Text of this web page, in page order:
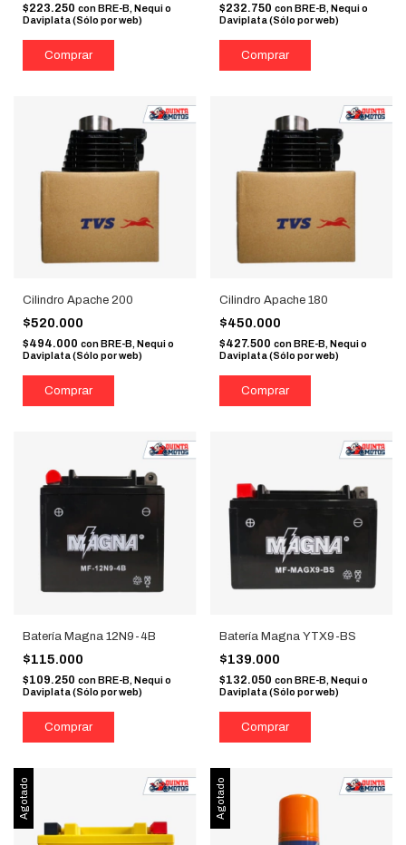
$223.250 conBRE-B, Nequi o
Daviplata (Sólo por web)
$232.750 con BRE-B, Nequi o
Daviplata (Sólo por web)
Cilindro Apache 200
$520.000
$494.000 con BRE-B, Nequi o
Daviplata (Sólo por web)
Cilindro Apache 180
$450.000
$427.500 con BRE-B, Nequi o
Daviplata (Sólo por web)
Batería Magna 12N9-4B
$115.000
$109.250 conBRE-B, Nequi o
Daviplata (Sólo por web)
Batería Magna YTX9-BS
$139.000
$132.050 con BRE-B, Nequi o
Daviplata (Sólo por web)
Agotado Agotado